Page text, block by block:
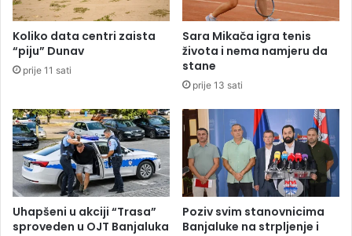
e
m
u
r
j
e
d
n
u
3
5
5
l
č
j
u
b
i
t
v
a
D
Koliko data centri zaista
“piju” Dunav
prije 11 sati
Sara Mikača igra tenis
života i nema namjeru da
stane
prije 13 sati
Uhapšeni u akciji “Trasa”
sproveden u OJT Banjaluka
Poziv svim stanovnicima
Banjaluke na strpljenje i